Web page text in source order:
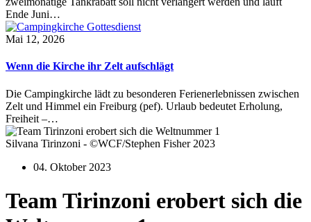
Ende Juni…
Mai 12, 2026
Wenn die Kirche ihr Zelt aufschlägt
Die Campingkirche lädt zu besonderen Ferienerlebnissen zwischen
Zelt und Himmel ein Freiburg (pef). Urlaub bedeutet Erholung,
Freiheit –…
Silvana Tirinzoni - ©WCF/Stephen Fisher 2023
04. Oktober 2023
Team Tirinzoni erobert sich die